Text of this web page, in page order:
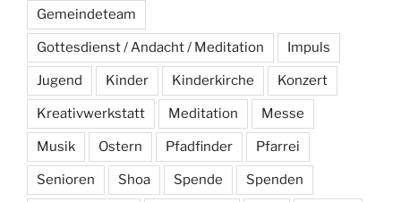
Gemeindeteam
Gottesdienst / Andacht / Meditation Impuls
Jugend Kinder Kinderkirche Konzert
Kreativwerkstatt Meditation Messe
Musik Ostern Pfadfinder Pfarrei
Senioren Shoa Spende Spenden